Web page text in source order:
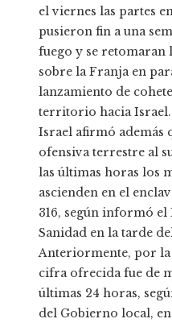
el viernes las partes
pusieron fin a una
fuego y se retomaran
sobre la Franja en
lanzamiento de
territorio hacia
Israel afirmó además
ofensiva terrestre al
las últimas horas los
ascienden en el
316, según informó
Sanidad en la tarde
Anteriormente, por la
cifra ofrecida fue de
últimas 24 horas,
del Gobierno local,